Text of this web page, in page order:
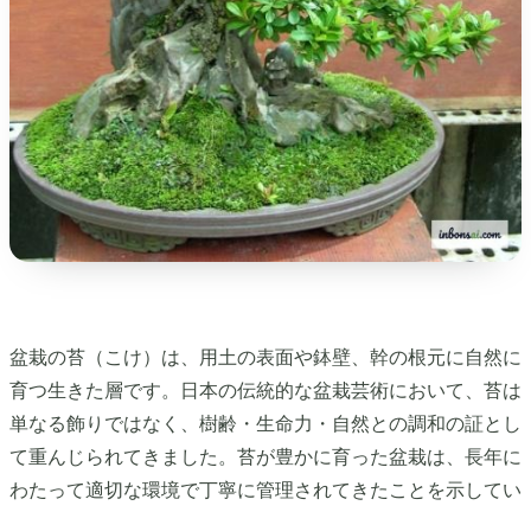
盆栽の苔（こけ）は、用土の表面や鉢壁、幹の根元に自然に
育つ生きた層です。日本の伝統的な盆栽芸術において、苔は
単なる飾りではなく、樹齢・生命力・自然との調和の証とし
て重んじられてきました。苔が豊かに育った盆栽は、長年に
わたって適切な環境で丁寧に管理されてきたことを示してい